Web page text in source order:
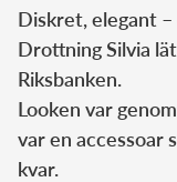
Diskret, elegant –
Drottning Silvia
Riksbanken.
Looken var
var en accessoar
kvar.